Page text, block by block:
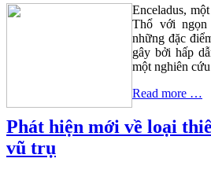
Enceladus,
Thổ với ngọn
những đặc
gây bởi hấp
một nghiên
Read more …
Phát hiện mới về loại
vũ trụ